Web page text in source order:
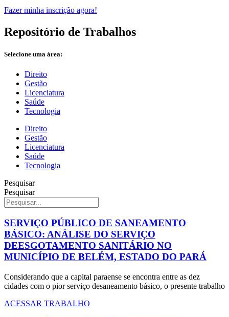
Fazer minha inscrição agora!
Repositório de Trabalhos
Selecione uma área:
Direito
Gestão
Licenciatura
Saúde
Tecnologia
Direito
Gestão
Licenciatura
Saúde
Tecnologia
Pesquisar
Pesquisar
SERVIÇO PÚBLICO DE SANEAMENTO
BÁSICO: ANÁLISE DO SERVIÇO
DEESGOTAMENTO SANITÁRIO NO
MUNICÍPIO DE BELÉM, ESTADO DO PARÁ
Considerando que a capital paraense se encontra entre as dez
cidades com o pior serviço desaneamento básico, o presente trabalho
ACESSAR TRABALHO